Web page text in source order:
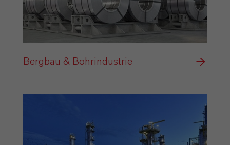
Bergbau & Bohrindustrie